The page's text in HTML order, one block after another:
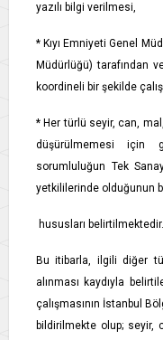
yazılı bilgi verilmesi,
* Kıyı Emniyeti Genel
Müdürlüğü) tarafından
koordineli bir şekilde
* Her türlü seyir, can,
düşürülmemesi için
sorumluluğun Tek
yetkililerinde olduğunun
hususları belirtilmektedir.
Bu itibarla, ilgili diğer
alınması kaydıyla
çalışmasının İstanbul
bildirilmekte olup; seyir,